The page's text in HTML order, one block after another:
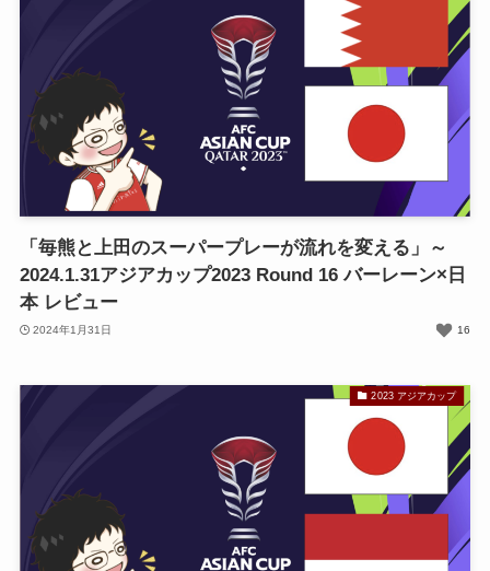
「毎熊と上田のスーパープレーが流れを変える」～
2024.1.31アジアカップ2023 Round 16 バーレーン×日
本 レビュー
2024年1月31日 16
2023 アジアカップ